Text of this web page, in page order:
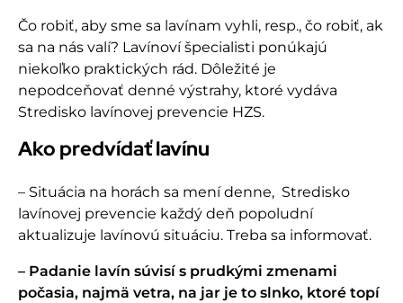
Čo robiť, aby sme sa lavínam vyhli, resp., čo robiť, ak
sa na nás valí? Lavínoví špecialisti ponúkajú
niekoľko praktických rád. Dôležité je
nepodceňovať denné výstrahy, ktoré vydáva
Stredisko lavínovej prevencie HZS.
Ako predvídať lavínu
– Situácia na horách sa mení denne, Stredisko
lavínovej prevencie každý deň popoludní
aktualizuje lavínovú situáciu. Treba sa informovať.
– Padanie lavín súvisí s prudkými zmenami
počasia, najmä vetra, na jar je to slnko, ktoré topí